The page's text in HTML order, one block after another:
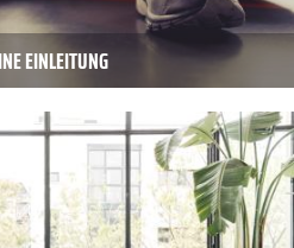
EINLEITUNG